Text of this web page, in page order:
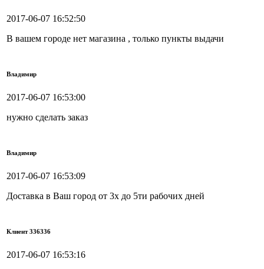
2017-06-07 16:52:50
В вашем городе нет магазина , только пункты выдачи
Владимир
2017-06-07 16:53:00
нужно сделать заказ
Владимир
2017-06-07 16:53:09
Доставка в Ваш город от 3х до 5ти рабочих дней
Клиент 336336
2017-06-07 16:53:16